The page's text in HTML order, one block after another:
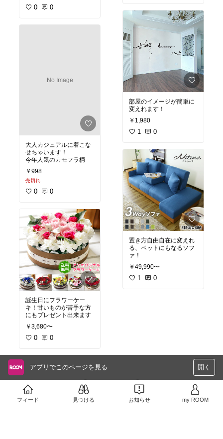
0 0
No Image
大人カジュアルに着こな
せちゃいます！
今年人気のカモフラ柄
￥998
売切れ
0 0
誕生日にフラワーケー
キ！甘いものが苦手な方
にもプレゼント出来ます
￥3,680〜
0 0
部屋のイメージが簡単に
変えれます！
￥1,980
1 0
置き方自由自在に変えれ
る、ベットにもなるソフ
ァ！
￥49,990〜
1 0
アプリでこのページを見る 開く
フィード 見つける お知らせ my ROOM